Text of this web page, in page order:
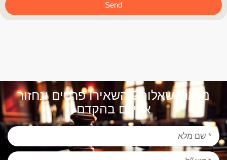
Send
נשארו שאלות? השאירו פרטים ונחזור
אליכם בהקדם